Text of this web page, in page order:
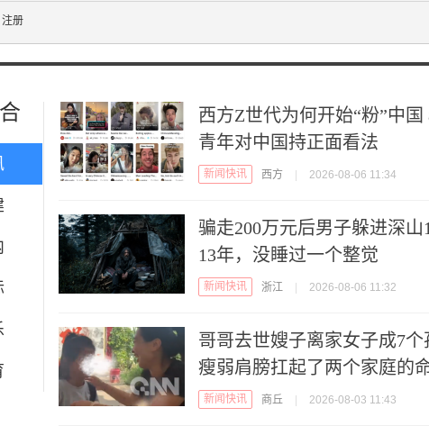
注册
西方Z世代为何开始“粉”中国
青年对中国持正面看法
新闻快讯 西方 | 2026-08-06 11:34
骗走200万元后男子躲进深山
13年，没睡过一个整觉
新闻快讯 浙江 | 2026-08-06 11:32
哥哥去世嫂子离家女子成7个
瘦弱肩膀扛起了两个家庭的
新闻快讯 商丘 | 2026-08-03 11:43